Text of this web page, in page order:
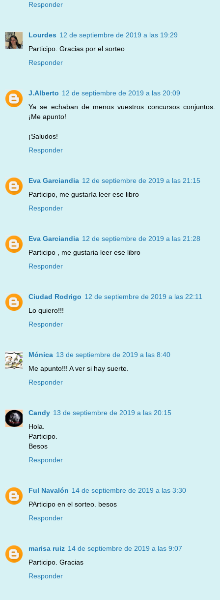
Responder
Lourdes 12 de septiembre de 2019 a las 19:29
Participo. Gracias por el sorteo
Responder
J.Alberto 12 de septiembre de 2019 a las 20:09
Ya se echaban de menos vuestros concursos conjuntos.
¡Me apunto!
¡Saludos!
Responder
Eva Garciandia 12 de septiembre de 2019 a las 21:15
Participo, me gustaría leer ese libro
Responder
Eva Garciandia 12 de septiembre de 2019 a las 21:28
Participo , me gustaria leer ese libro
Responder
Ciudad Rodrigo 12 de septiembre de 2019 a las 22:11
Lo quiero!!!
Responder
Mónica 13 de septiembre de 2019 a las 8:40
Me apunto!!! A ver si hay suerte.
Responder
Candy 13 de septiembre de 2019 a las 20:15
Hola.
Participo.
Besos
Responder
Ful Navalón 14 de septiembre de 2019 a las 3:30
PArticipo en el sorteo. besos
Responder
marisa ruiz 14 de septiembre de 2019 a las 9:07
Participo. Gracias
Responder